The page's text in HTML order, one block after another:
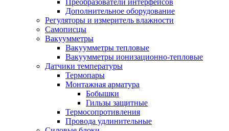
Дополнительное оборудование
Регуляторы и измеритель влажности
Самописцы
Вакуумметры
Вакуумметры тепловые
Вакуумметры ионизационно-тепловые
Датчики температуры
Термопары
Монтажная арматура
Бобышки
Гильзы защитные
Термосопротивления
Провода удлинительные